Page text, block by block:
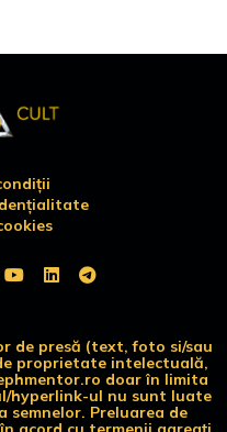
de presă (text, foto si/sau
proprietate intelectuală,
doar în limita
hyperlink-ul nu sunt luate
semnelor. Preluarea de